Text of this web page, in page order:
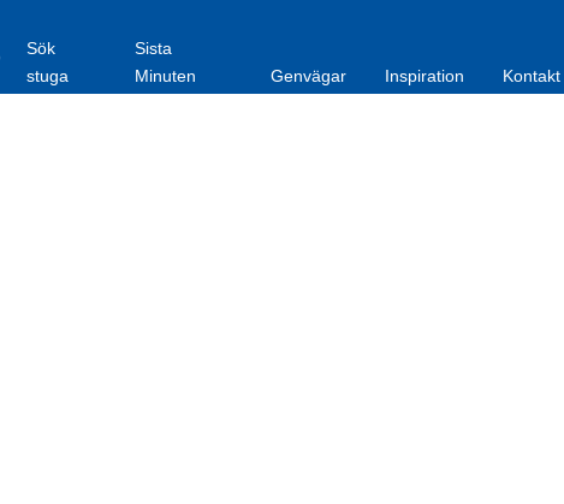
Sök
stuga
Sista
Minuten
Genvägar Inspiration Kontakt